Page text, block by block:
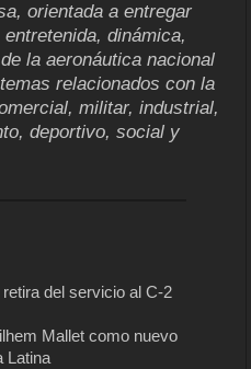
orientada a entregar
dinámica,
la aeronáutica nacional
relacionados con la
militar, industrial,
deportivo, social y
del servicio al C-2
Mallet como nuevo
Latina